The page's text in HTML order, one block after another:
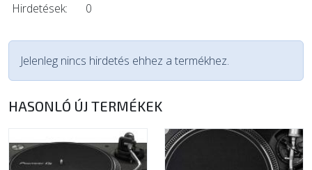
Hirdetések:
0
Jelenleg nincs hirdetés ehhez a termékhez.
HASONLÓ ÚJ TERMÉKEK